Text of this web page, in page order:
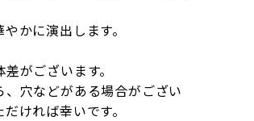
かに演出します。
がございます。
穴などがある場合がござい
ければ幸いです。